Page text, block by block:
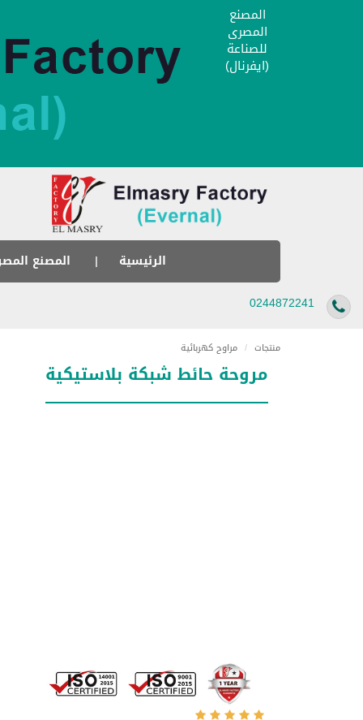
المصنع
المصرى
للصناعة
(ايفرنال)
الرئيسية المصنع
0244872241
منتجات / مراوح كهربائية
مروحة حائط شبكة بلاستيكية